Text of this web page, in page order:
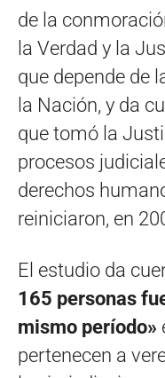
de la
la Verdad y la
que depende de
la Nación, y da
que tomó la
procesos
derechos
reiniciaron, en
El estudio da
165 personas
mismo período»
pertenecen a